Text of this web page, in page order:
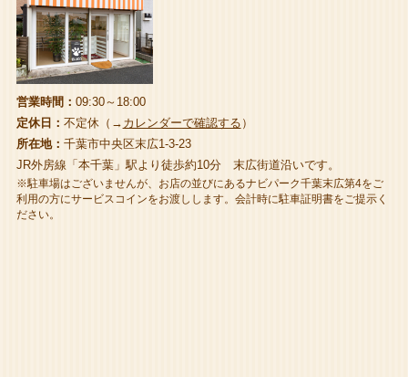
営業時間： 09:30～18:00
定休日： 不定休（→ カレンダーで確認する ）
所在地： 千葉市中央区末広1-3-23
JR外房線「本千葉」駅より徒歩約10分 末広街道沿いです。
※駐車場はございませんが、お店の並びにあるナビパーク千葉末広第4をご
利用の方にサービスコインをお渡しします。会計時に駐車証明書をご提示く
ださい。